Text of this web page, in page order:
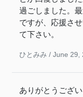
過ごしました。
ですが、応援さ
て下さい。
ひとみみ / June 29,
ありがとうござ